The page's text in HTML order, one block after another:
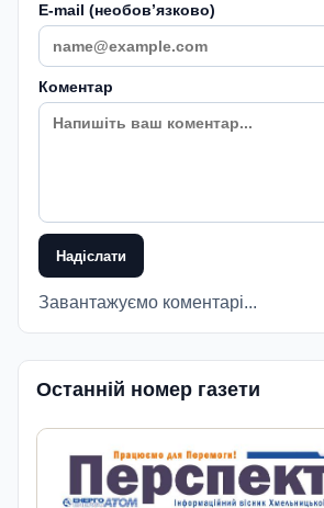
E-mail (необовʼязково)
Коментар
Надіслати
Завантажуємо коментарі...
Останній номер газети